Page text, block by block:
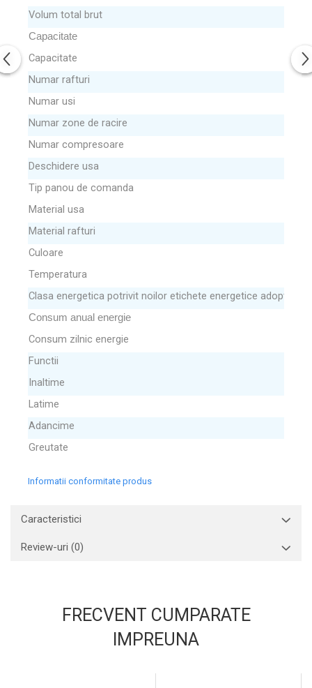
Volum total brut
Capacitate
Capacitate
Numar rafturi
Numar usi
Numar zone de racire
Numar compresoare
Deschidere usa
Tip panou de comanda
Material usa
Material rafturi
Culoare
Temperatura
Clasa energetica potrivit noilor etichete energetice adoptate la
Consum anual energie
Consum zilnic energie
Functii
Inaltime
Latime
Adancime
Greutate
Informatii conformitate produs
Caracteristici
Review-uri (0)
FRECVENT CUMPARATE
IMPREUNA